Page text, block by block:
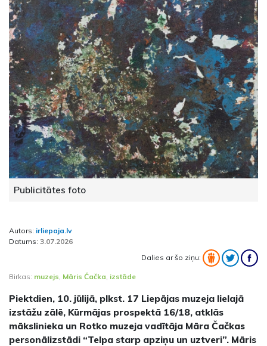
Publicitātes foto
Autors: irliepaja.lv
Datums: 3.07.2026
Dalies ar šo ziņu:
Birkas: muzejs Māris Čačka izstāde
Piektdien, 10. jūlijā, plkst. 17 Liepājas muzeja lielajā
izstāžu zālē, Kūrmājas prospektā 16/18, atklās
mākslinieka un Rotko muzeja vadītāja Māra Čačkas
personālizstādi “Telpa starp apziņu un uztveri”. Māris